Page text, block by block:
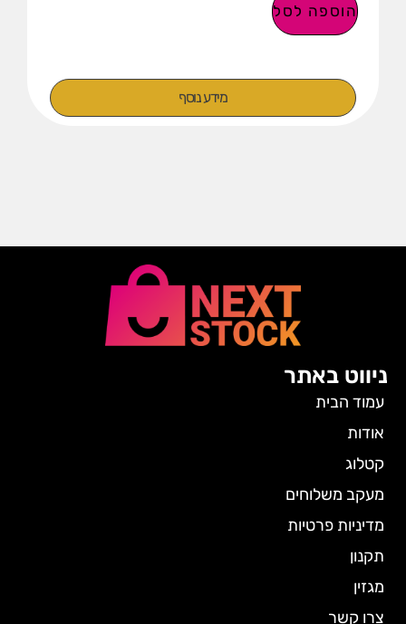
הוספה לסל
מידע נוסף
ניווט באתר
עמוד הבית
אודות
קטלוג
מעקב משלוחים
מדיניות פרטיות
תקנון
מגזין
צרו קשר